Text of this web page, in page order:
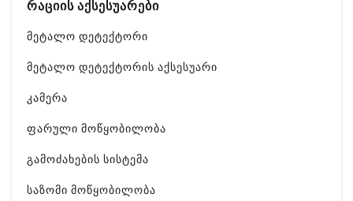
რაციის აქსესუარები
მეტალო დეტექტორი
მეტალო დეტექტორის აქსესუარი
კამერა
ფარული მოწყობილობა
გამოძახების სისტემა
საზომი მოწყობილობა